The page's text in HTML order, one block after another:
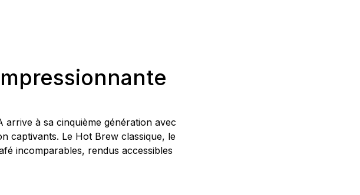
à sa cinquième génération avec
captivants. Le Hot Brew classique, le
incomparables, rendus accessibles